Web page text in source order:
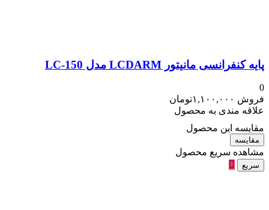
پایه کنفرانسی مانیتور LCDARM مدل LC-150
0
فروش ۱,۱۰۰,۰۰۰تومان
علاقه مندی به محصول
مقایسه این محصول
مقایسه
مشاهده سریع محصول
سریع